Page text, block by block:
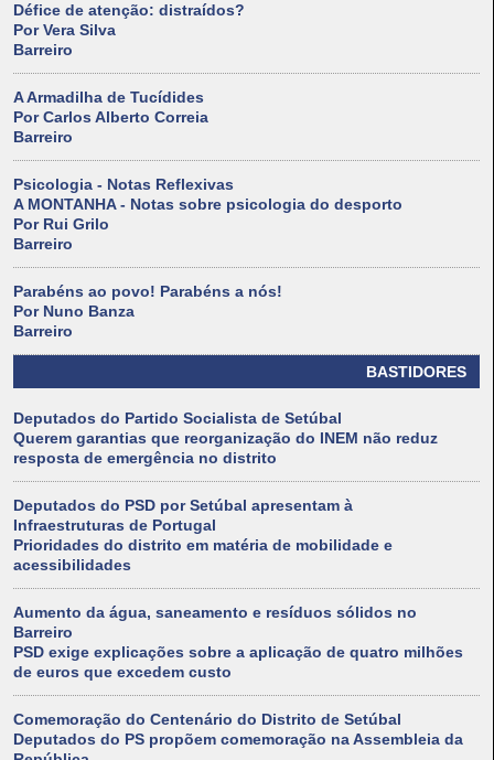
Défice de atenção: distraídos?
Por Vera Silva
Barreiro
A Armadilha de Tucídides
Por Carlos Alberto Correia
Barreiro
Psicologia - Notas Reflexivas
A MONTANHA - Notas sobre psicologia do desporto
Por Rui Grilo
Barreiro
Parabéns ao povo! Parabéns a nós!
Por Nuno Banza
Barreiro
BASTIDORES
Deputados do Partido Socialista de Setúbal
Querem garantias que reorganização do INEM não reduz
resposta de emergência no distrito
Deputados do PSD por Setúbal apresentam à
Infraestruturas de Portugal
Prioridades do distrito em matéria de mobilidade e
acessibilidades
Aumento da água, saneamento e resíduos sólidos no
Barreiro
PSD exige explicações sobre a aplicação de quatro milhões
de euros que excedem custo
Comemoração do Centenário do Distrito de Setúbal
Deputados do PS propõem comemoração na Assembleia da